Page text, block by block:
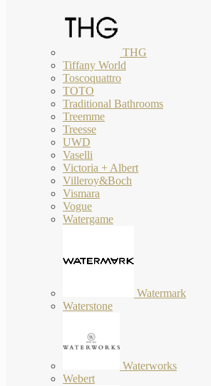
THG
Tiffany World
Toscoquattro
TOTO
Traditional Bathrooms
Treemme
Treesse
UWD
Vaselli
Victoria + Albert
Villeroy&Boch
Vismara
Vogue
Watergame
Watermark
Waterstone
Waterworks
Webert